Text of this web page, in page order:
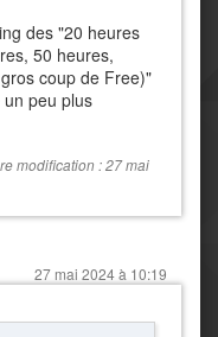
des "20 heures
50 heures,
coup de Free)"
peu plus
modification : 27 mai
27 mai 2024 à 10:19